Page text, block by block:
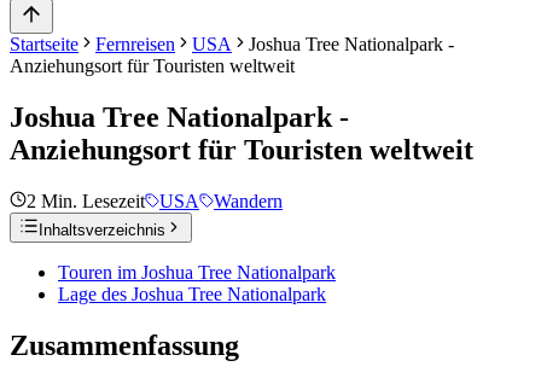
Startseite Fernreisen USA
Joshua Tree Nationalpark -
Anziehungsort für Touristen weltweit
Joshua Tree Nationalpark -
Anziehungsort für Touristen weltweit
2 Min. Lesezeit USA Wandern
Inhaltsverzeichnis
Touren im Joshua Tree Nationalpark
Lage des Joshua Tree Nationalpark
Zusammenfassung